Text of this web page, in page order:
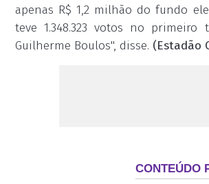
apenas R$ 1,2 milhão do fundo
teve 1.348.323 votos no
Guilherme Boulos", disse. (Estadão